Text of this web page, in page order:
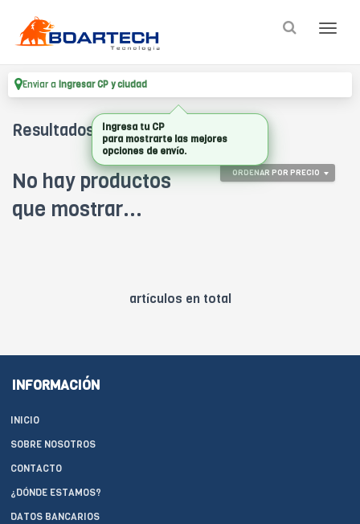
Enviar a Ingresar CP y ciudad
Resultados para"intel core i3"
ORDENAR POR PRECIO
No hay productos
que mostrar...
artículos en total
INFORMACIÓN
INICIO
SOBRE NOSOTROS
CONTACTO
¿DÓNDE ESTAMOS?
DATOS BANCARIOS
Ingresa tu CP
para mostrarte las mejores
opciones de envío.